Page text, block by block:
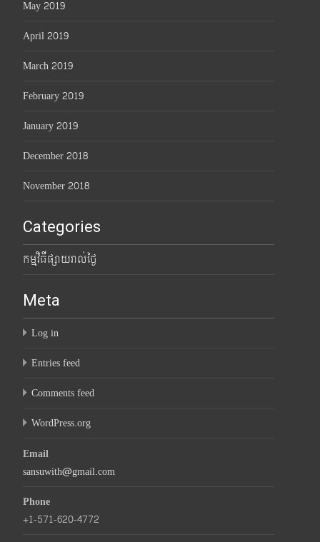
May 2019
April 2019
March 2019
February 2019
January 2019
December 2018
November 2018
Categories
កម្មវិធីផ្សាយរាល់ថ្ងៃ
Meta
Log in
Entries feed
Comments feed
WordPress.org
Email
sansuwith@gmail.com
Phone
+1-571-620-4772